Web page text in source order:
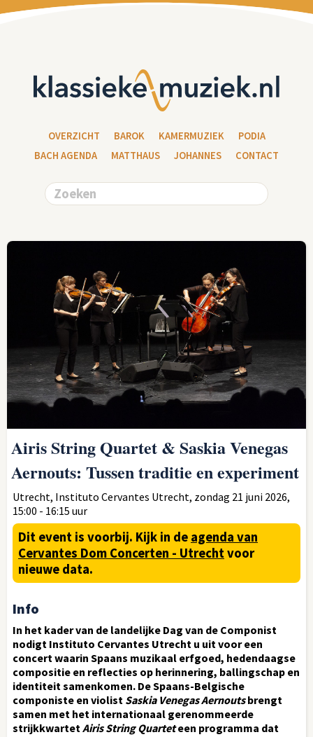
OVERZICHT BAROK KAMERMUZIEK
PODIA
BACH AGENDA
MATTHAUS JOHANNES CONTACT
Airis String Quartet & Saskia Venegas
Aernouts: Tussen traditie en experiment
Utrecht, Instituto Cervantes Utrecht, zondag 21 juni 2026,
15:00 - 16:15 uur
Dit event is voorbij. Kijk in de agenda van
Cervantes Dom Concerten - Utrecht voor
nieuwe data.
Info
In het kader van de landelijke Dag van de Componist
nodigt Instituto Cervantes Utrecht u uit voor een
concert waarin Spaans muzikaal erfgoed, hedendaagse
compositie en reflecties op herinnering, ballingschap en
identiteit samenkomen. De Spaans-Belgische
componiste en violist Saskia Venegas Aernoutsbrengt
samen met het internationaal gerenommeerde
strijkkwartet Airis String Quarteteen programma dat